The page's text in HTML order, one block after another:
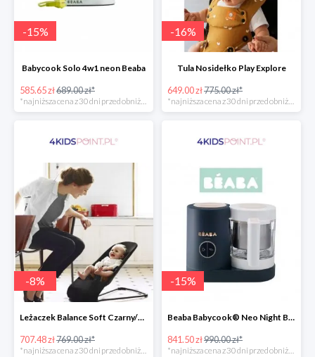
-15%
Babycook Solo 4w1 neon Beaba
585.65 zł689.00 zł*
-16%
Tula Nosidełko Play Explore
649.00 zł775.00 zł*
-8%
Leżaczek Balance Soft Czarny/Ciemnoszary + Zabawka BabyBjorn
707.48 zł769.00 zł*
*najniższa cena z 30 dni przed obniżką
-15%
Beaba Babycook® Neo Night Blue
841.50 zł990.00 zł*
*najniższa cena z 30 dni przed obniżką